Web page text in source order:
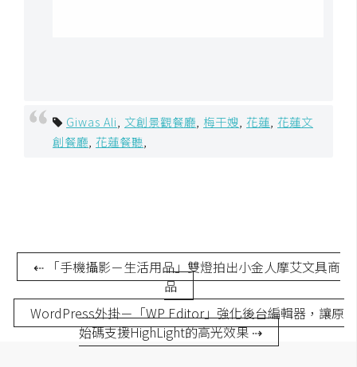
Giwas Ali 文創景觀餐廳 梅干嫂 花蓮 花蓮文
創餐廳 花蓮餐聽
⇠ 「手機攝影－生活用品」雙燈拍出小金人摩艾文具商
品
WordPress外掛－「WP Editor」強化後台編輯器，讓原
始碼支援HighLight的高光效果 ⇢